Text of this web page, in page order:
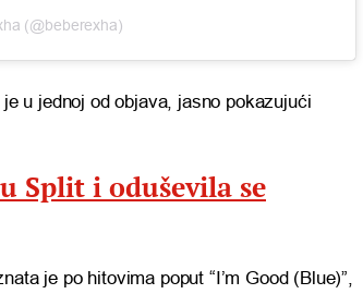
(@beberexha)
je u jednoj od objava, jasno pokazujući
Split i oduševila se
je po hitovima poput “I’m Good (Blue)”,